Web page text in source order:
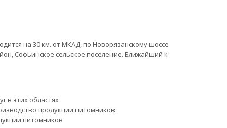
на 30 км. от МКАД, по Новорязанскому шоссе
Софьинское сельское поселение. Ближайший к
в этих областях
продукции питомников
питомников